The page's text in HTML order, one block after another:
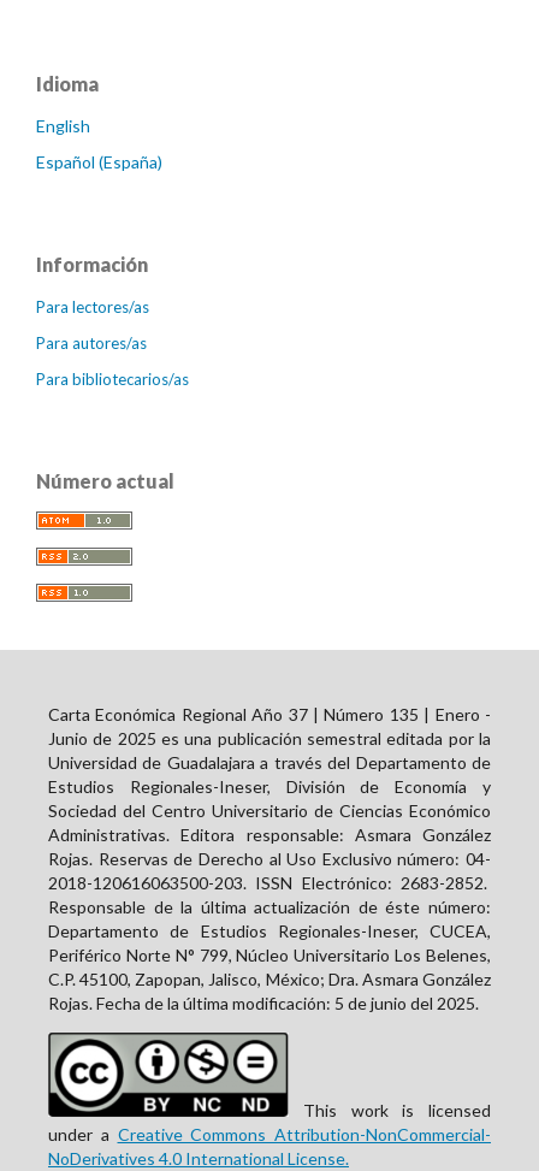
Idioma
English
Español (España)
Información
Para lectores/as
Para autores/as
Para bibliotecarios/as
Número actual
Carta Económica Regional Año 37 | Número 135 | Enero -
Junio de 2025 es una publicación semestral editada por la
Universidad de Guadalajara a través del Departamento de
Estudios Regionales-Ineser, División de Economía y
Sociedad del Centro Universitario de Ciencias Económico
Administrativas. Editora responsable: Asmara González
Rojas. Reservas de Derecho al Uso Exclusivo número: 04-
2018-120616063500-203. ISSN Electrónico: 2683-2852.
Responsable de la última actualización de éste número:
Departamento de Estudios Regionales-Ineser, CUCEA,
Periférico Norte N° 799, Núcleo Universitario Los Belenes,
C.P. 45100, Zapopan, Jalisco, México; Dra. Asmara González
Rojas. Fecha de la última modificación: 5 de junio del 2025.
This work is licensed
under a Creative Commons Attribution-NonCommercial-
NoDerivatives 4.0 International License.